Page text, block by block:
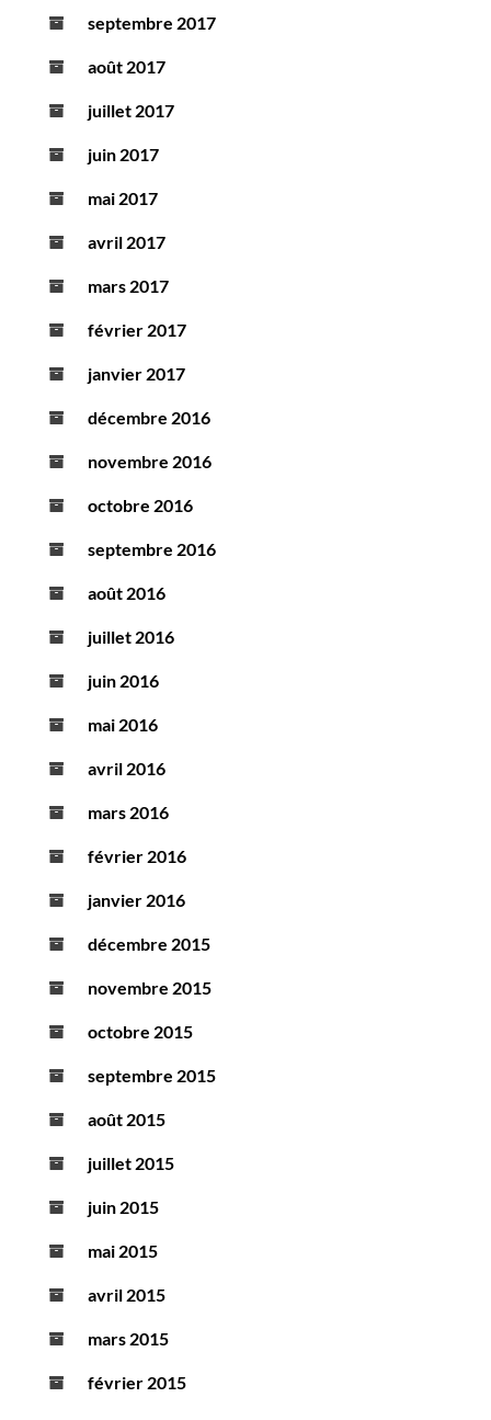
septembre 2017
août 2017
juillet 2017
juin 2017
mai 2017
avril 2017
mars 2017
février 2017
janvier 2017
décembre 2016
novembre 2016
octobre 2016
septembre 2016
août 2016
juillet 2016
juin 2016
mai 2016
avril 2016
mars 2016
février 2016
janvier 2016
décembre 2015
novembre 2015
octobre 2015
septembre 2015
août 2015
juillet 2015
juin 2015
mai 2015
avril 2015
mars 2015
février 2015